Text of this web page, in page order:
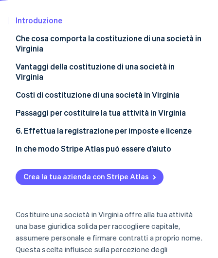
Radar
Atlas
Costituzione di start-up
Climate
Rimozione del carbonio
Identity
Guarda ora
Partner
Introduzione
Che cosa comporta la costituzione di una società in
Virginia
Vantaggi della costituzione di una società in
Virginia
Protezione legale e finanziaria solida
Capitale e credibilità
Ambiente favorevole alle attività
Imposte prevedibili e incentivi utili
Radicamento locale e conformità semplificata
Costi di costituzione di una società in Virginia
Passaggi per costituire la tua attività in Virginia
1 Scegli la struttura
2. Scegli e verifica il nome
3. Nomina i membri del consiglio di amministrazione
e un agente autorizzato
5. Organizza la società
6. Effettua la registrazione per imposte e licenze
In che modo Stripe Atlas può essere d’aiuto
Come puoi registrarti su Atlas
Accettazione di pagamenti e operazioni bancarie
Acquisto di azioni senza contanti da parte del
fondatore
Presentazione automatica della dichiarazione
fiscale 83(b)
Crea la tua azienda con Stripe Atlas
Costituire una società in Virginia offre alla tua attività
una base giuridica solida per raccogliere capitale,
assumere personale e firmare contratti a proprio nome.
Questa scelta influisce sulla percezione degli